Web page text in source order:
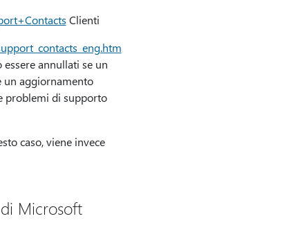
Clienti
annullati se un
un aggiornamento
problemi di supporto
caso, viene invece
Microsoft